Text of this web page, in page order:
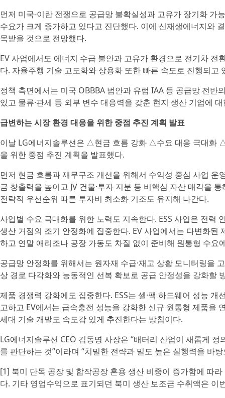
먼저 미국-이란 전쟁으로 공급망 불확실성과 고유가 장기화
수요가 크게 증가하고 있다고 진단했다. 이에 신재생에너지와
목받을 것으로 전망했다.
EV 사업에서도 에너지 수급 불안과 고유가 환경으로 전기차
다. 자율주행 기술 고도화와 상용화 또한 빠른 속도로 진행되
정책 측면에서는 미국 OBBBA 법안과 유럽 IAA 등 공급망 전
있고 물류·관세 등 외부 변수 대응력을 갖춘 현지 생산 기업에
급변하는 시장 환경 대응을 위한 중점 추진 계획 발표
이날 LG에너지솔루션은 △현금 흐름 강화 △수요 대응 극대화
을 위한 중점 추진 계획을 발표했다.
먼저 현금 흐름과 재무구조 개선을 위해서 수익성 중심 사업 운
금 창출력을 높이고 JV 건물·투자 지분 등 비핵심 자산 매각을
전략적 우선순위 따른 투자비 최소화 기조도 유지해 나간다.
사업별 수요 극대화를 위한 노력도 지속한다. ESS 사업은 전력
생산 거점의 조기 안정화에 집중한다. EV 사업에서는 다변화
하고 연말 애리조나 공장 가동도 차질 없이 준비해 원통형 수요
공급망 안정화를 위해서는 원자재 수급·재고 상황 모니터링을
상 경로 다각화와 능동적인 선복 확보로 공급 안정성을 강화할
제품 경쟁력 강화에도 집중한다. ESS는 셀·팩 하드웨어 성능
고하고 EV에서는 급속충전 성능을 강화한 신규 원통형 제품을
세대 기술 개발도 속도감 있게 추진한다는 방침이다.
LG에너지솔루션 CEO 김동명 사장은 “배터리 산업이 새롭게
를 판단하는 것”이라며 “치밀한 전략과 밀도 높은 실행력을 바
[1] 북미 단독 공장 및 합작공장 혼용 생산 비중이 증가함에 따
다. 기타 영업수익으로 표기되던 북미 생산 보조금 수취액은